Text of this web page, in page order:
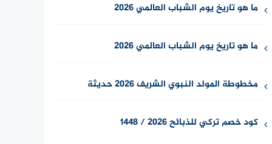
ما هو تاريخ يوم الشباب العالمي 2026
ما هو تاريخ يوم الشباب العالمي 2026
مخطوطة المولد النبوي الشريف 2026 حديثة
كود خصم تركي للذبائح 2026 / 1448